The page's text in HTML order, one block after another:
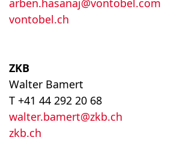
arben.hasanaj@vontobel.com
vontobel.ch
ZKB
Walter Bamert
T +41 44 292 20 68
walter.bamert@zkb.ch
zkb.ch